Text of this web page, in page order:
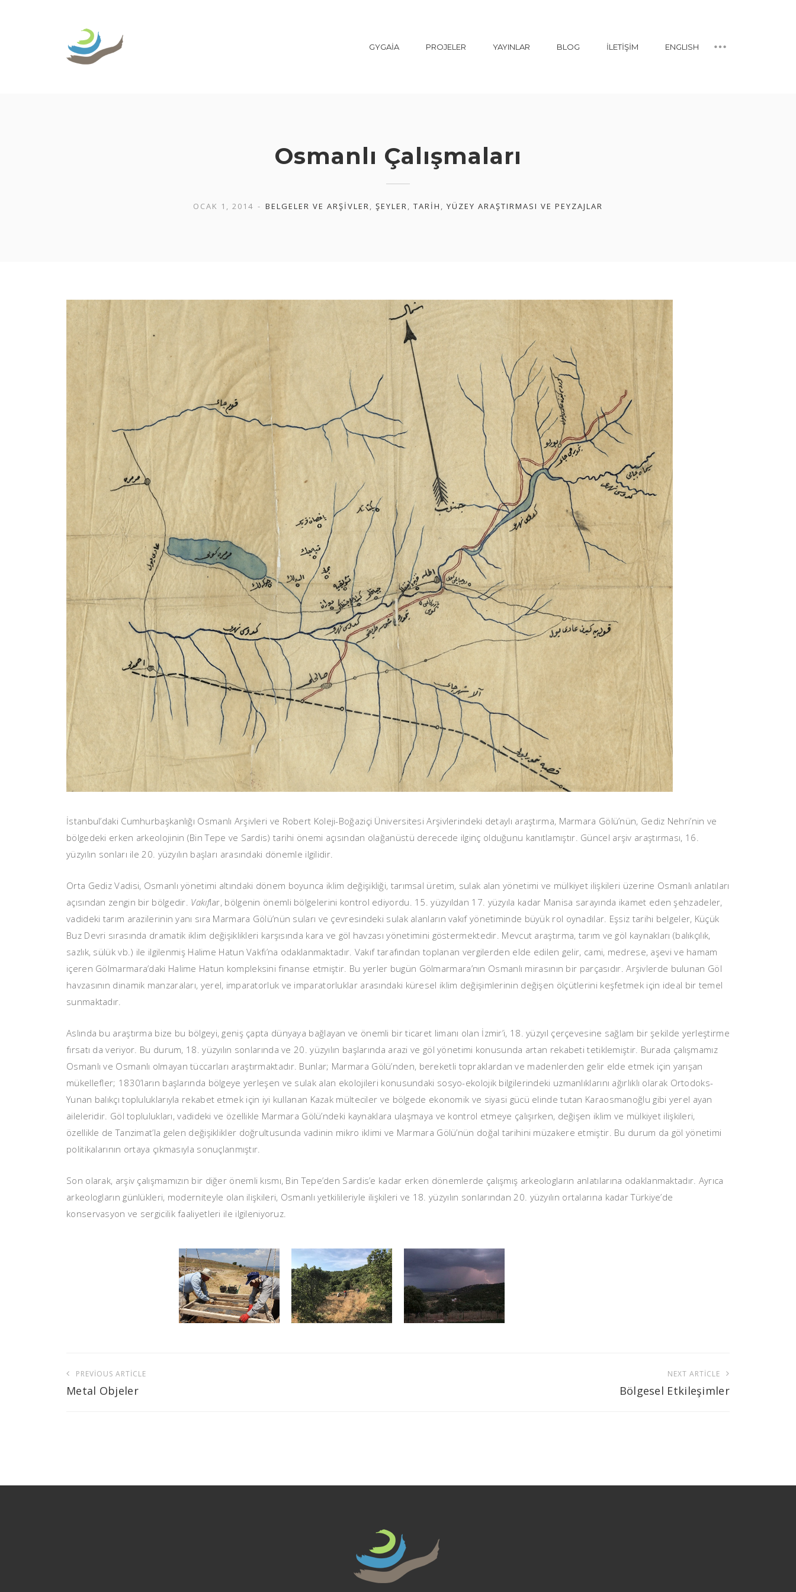
GYGAİA PROJELER YAYINLAR BLOG İLETIŞIM ENGLISH
Osmanlı Çalışmaları
OCAK 1, 2014 BELGELER VE ARŞIVLER ŞEYLER TARIH YÜZEY ARAŞTIRMASI VE PEYZAJLAR
İstanbul’daki Cumhurbaşkanlığı Osmanlı Arşivleri ve Robert Koleji-Boğaziçi Üniversitesi Arşivlerindeki detaylı araştırma, Marmara Gölü’nün, Gediz Nehri’nin ve
bölgedeki erken arkeolojinin (Bin Tepe ve Sardis) tarihi önemi açısından olağanüstü derecede ilginç olduğunu kanıtlamıştır. Güncel arşiv araştırması, 16.
yüzyılın sonları ile 20. yüzyılın başları arasındaki dönemle ilgilidir.
Orta Gediz Vadisi, Osmanlı yönetimi altındaki dönem boyunca iklim değişikliği, tarımsal üretim, sulak alan yönetimi ve mülkiyet ilişkileri üzerine Osmanlı anlatıları
açısından zengin bir bölgedir. Vakıflar, bölgenin önemli bölgelerini kontrol ediyordu. 15. yüzyıldan 17. yüzyıla kadar Manisa sarayında ikamet eden şehzadeler,
vadideki tarım arazilerinin yanı sıra Marmara Gölü’nün suları ve çevresindeki sulak alanların vakıf yönetiminde büyük rol oynadılar. Eşsiz tarihi belgeler, Küçük
Buz Devri sırasında dramatik iklim değişiklikleri karşısında kara ve göl havzası yönetimini göstermektedir. Mevcut araştırma, tarım ve göl kaynakları (balıkçılık,
sazlık, sülük vb.) ile ilgilenmiş Halime Hatun Vakfı’na odaklanmaktadır. Vakıf tarafından toplanan vergilerden elde edilen gelir, cami, medrese, aşevi ve hamam
içeren Gölmarmara’daki Halime Hatun kompleksini finanse etmiştir. Bu yerler bugün Gölmarmara’nın Osmanlı mirasının bir parçasıdır. Arşivlerde bulunan Göl
havzasının dinamik manzaraları, yerel, imparatorluk ve imparatorluklar arasındaki küresel iklim değişimlerinin değişen ölçütlerini keşfetmek için ideal bir temel
sunmaktadır.
Aslında bu araştırma bize bu bölgeyi, geniş çapta dünyaya bağlayan ve önemli bir ticaret limanı olan İzmir’i, 18. yüzyıl çerçevesine sağlam bir şekilde yerleştirme
fırsatı da veriyor. Bu durum, 18. yüzyılın sonlarında ve 20. yüzyılın başlarında arazi ve göl yönetimi konusunda artan rekabeti tetiklemiştir. Burada çalışmamız
Osmanlı ve Osmanlı olmayan tüccarları araştırmaktadır. Bunlar; Marmara Gölü’nden, bereketli topraklardan ve madenlerden gelir elde etmek için yarışan
mükellefler; 1830’ların başlarında bölgeye yerleşen ve sulak alan ekolojileri konusundaki sosyo-ekolojik bilgilerindeki uzmanlıklarını ağırlıklı olarak Ortodoks-
Yunan balıkçı topluluklarıyla rekabet etmek için iyi kullanan Kazak mülteciler ve bölgede ekonomik ve siyasi gücü elinde tutan Karaosmanoğlu gibi yerel ayan
aileleridir. Göl toplulukları, vadideki ve özellikle Marmara Gölü’ndeki kaynaklara ulaşmaya ve kontrol etmeye çalışırken, değişen iklim ve mülkiyet ilişkileri,
özellikle de Tanzimat’la gelen değişiklikler doğrultusunda vadinin mikro iklimi ve Marmara Gölü’nün doğal tarihini müzakere etmiştir. Bu durum da göl yönetimi
politikalarının ortaya çıkmasıyla sonuçlanmıştır.
Son olarak, arşiv çalışmamızın bir diğer önemli kısmı, Bin Tepe’den Sardis’e kadar erken dönemlerde çalışmış arkeologların anlatılarına odaklanmaktadır. Ayrıca
arkeologların günlükleri, moderniteyle olan ilişkileri, Osmanlı yetkilileriyle ilişkileri ve 18. yüzyılın sonlarından 20. yüzyılın ortalarına kadar Türkiye’de
konservasyon ve sergicilik faaliyetleri ile ilgileniyoruz.
Yazı
gezinmesi
PREVIOUS ARTICLE
Metal Objeler
NEXT ARTICLE
Bölgesel Etkileşimler